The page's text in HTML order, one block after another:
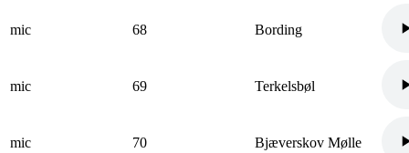
mic 68 Bording
mic 69 Terkelsbøl
mic 70 Bjæverskov Mølle